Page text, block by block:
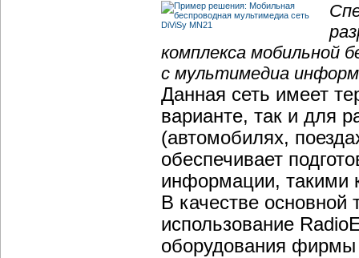
комплекса мобильной
с мультимедиа
Данная сеть имеет
варианте, так и для
(автомобилях,
обеспечивает
информации, такими
В качестве основной
использование
оборудования фирмы